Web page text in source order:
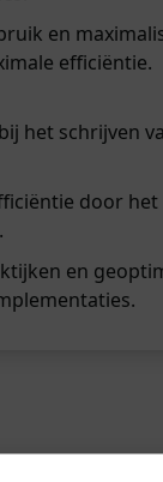
en
efficiëntie.
het schrijven
door
en